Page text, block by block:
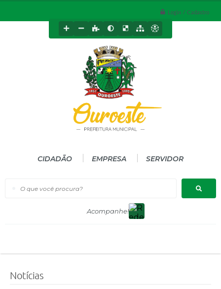
Login / Cadastro
O que você procura?
CIDADÃO EMPRESA SERVIDOR
Notícias